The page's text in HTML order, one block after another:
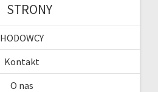
STRONY
HODOWCY
Kontakt
O nas